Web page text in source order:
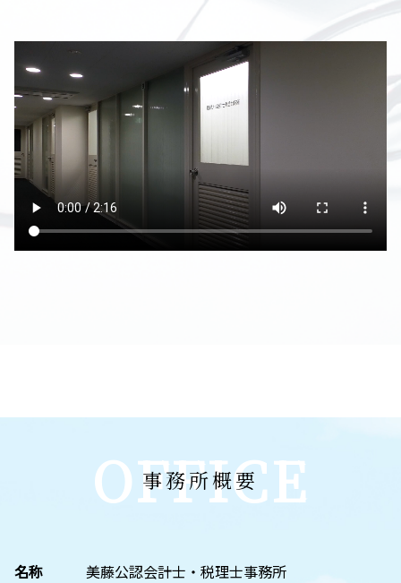
OFFICE
事務所概要
名称 美藤公認会計士・税理士事務所